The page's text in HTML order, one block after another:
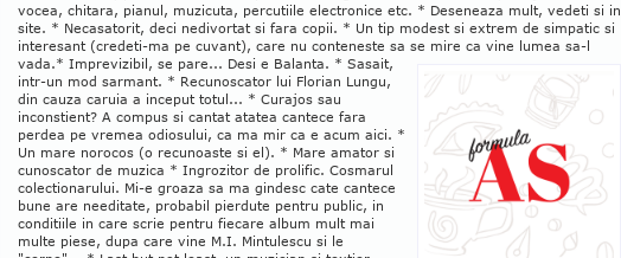
vocea, chitara, pianul, muzicuta, percutiile electronice etc. * Deseneaza mult, vedeti si in
site. * Necasatorit, deci nedivortat si fara copii. * Un tip modest si extrem de simpatic si
interesant (credeti-ma pe cuvant), care nu conteneste sa se mire ca vine lumea sa-l
vada.* Imprevizibil, se pare... Desi e Balanta. * Sasait,
intr-un mod sarmant. * Recunoscator lui Florian Lungu,
din cauza caruia a inceput totul... * Curajos sau
inconstient? A compus si cantat atatea cantece fara
perdea pe vremea odiosului, ca ma mir ca e acum aici. *
Un mare norocos (o recunoaste si el). * Mare amator si
cunoscator de muzica * Ingrozitor de prolific. Cosmarul
colectionarului. Mi-e groaza sa ma gindesc cate cantece
bune are needitate, probabil pierdute pentru public, in
conditiile in care scrie pentru fiecare album mult mai
multe piese, dupa care vine M.I. Mintulescu si le